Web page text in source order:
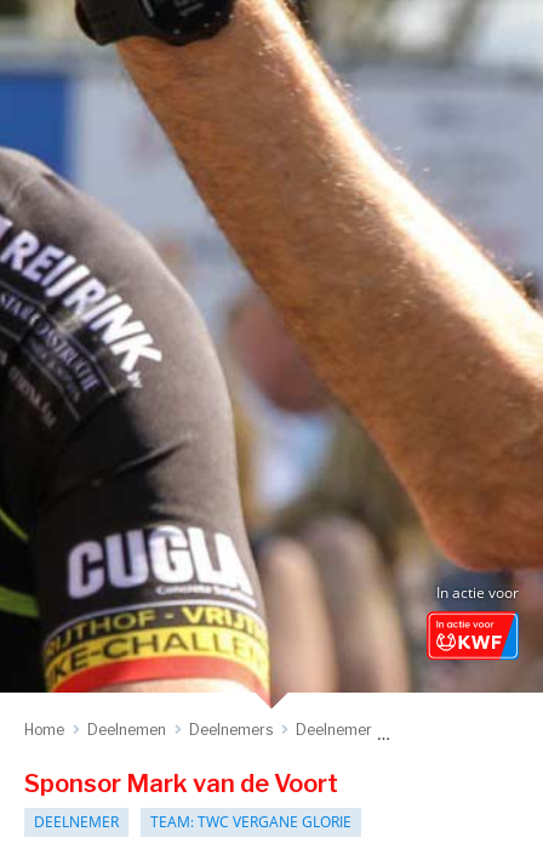
In actie voor
Home Deelnemen Deelnemers Deelnemer
Sponsor Mark van de Voort
DEELNEMER TEAM: TWC VERGANE GLORIE